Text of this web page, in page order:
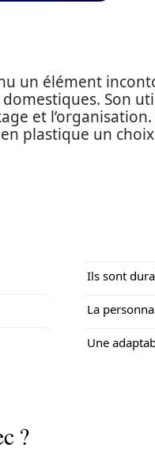
un élément
Son
et
plastique un
Ils sont
La
Une
?